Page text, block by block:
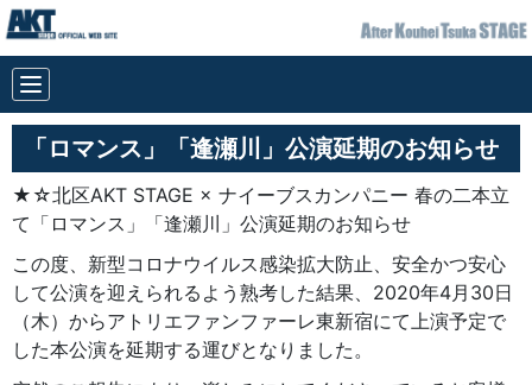
「ロマンス」「逢瀬川」公演延期のお知らせ
★☆北区AKT STAGE × ナイーブスカンパニー 春の二本立
て「ロマンス」「逢瀬川」公演延期のお知らせ
この度、新型コロナウイルス感染拡大防止、安全かつ安心
して公演を迎えられるよう熟考した結果、2020年4月30日
（木）からアトリエファンファーレ東新宿にて上演予定で
した本公演を延期する運びとなりました。